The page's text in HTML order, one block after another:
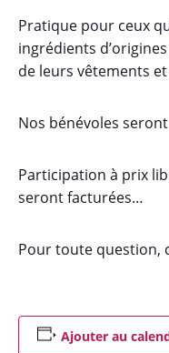
Pratique pour ceux
ingrédients
de leurs vêtements
Nos bénévoles
Participation à prix
seront facturées…
Pour toute question,
Ajouter au